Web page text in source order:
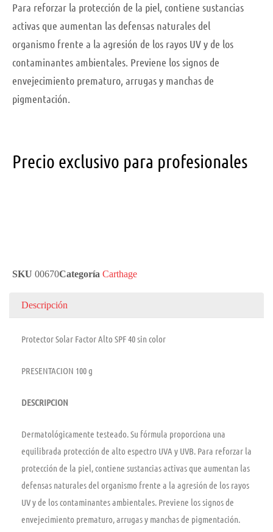
Para reforzar la protección de la piel, contiene sustancias
activas que aumentan las defensas naturales del
organismo frente a la agresión de los rayos UV y de los
contaminantes ambientales. Previene los signos de
envejecimiento prematuro, arrugas y manchas de
pigmentación.
Precio exclusivo para profesionales
SKU 00670Categoría Carthage
Descripción
Protector Solar Factor Alto SPF 40 sin color
PRESENTACION 100 g
DESCRIPCION
Dermatológicamente testeado. Su fórmula proporciona una
equilibrada protección de alto espectro UVA y UVB. Para reforzar la
protección de la piel, contiene sustancias activas que aumentan las
defensas naturales del organismo frente a la agresión de los rayos
UV y de los contaminantes ambientales. Previene los signos de
envejecimiento prematuro, arrugas y manchas de pigmentación.